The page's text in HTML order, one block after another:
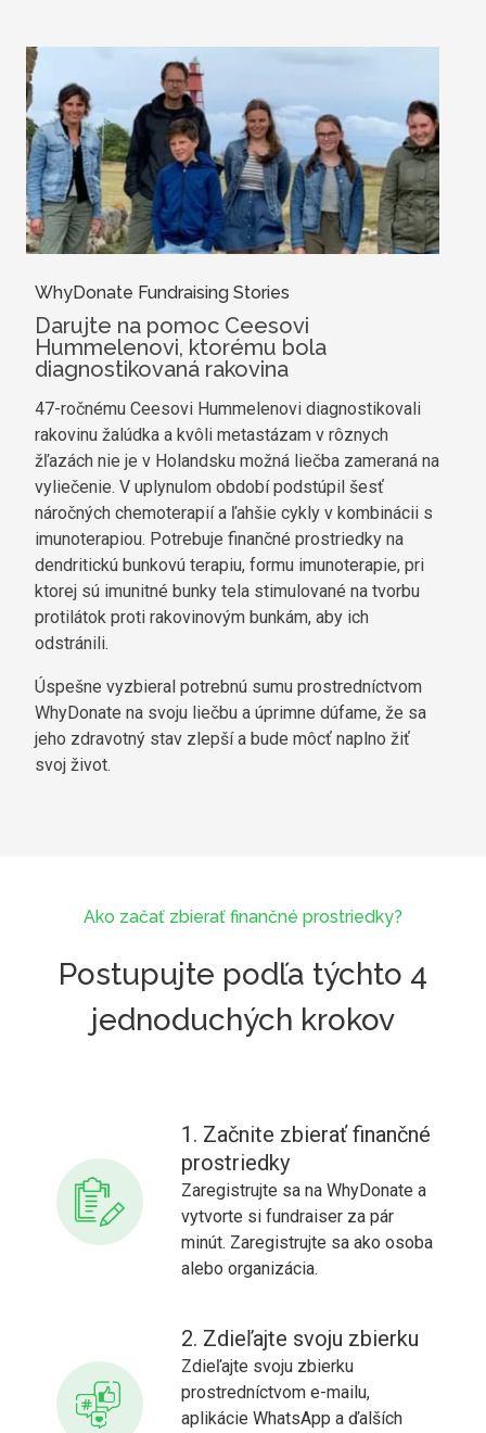
WhyDonate Fundraising Stories
Darujte na pomoc Ceesovi
Hummelenovi, ktorému bola
diagnostikovaná rakovina
47-ročnému Ceesovi Hummelenovi diagnostikovali
rakovinu žalúdka a kvôli metastázam v rôznych
žľazách nie je v Holandsku možná liečba zameraná na
vyliečenie. V uplynulom období podstúpil šesť
náročných chemoterapií a ľahšie cykly v kombinácii s
imunoterapiou. Potrebuje finančné prostriedky na
dendritickú bunkovú terapiu, formu imunoterapie, pri
ktorej sú imunitné bunky tela stimulované na tvorbu
protilátok proti rakovinovým bunkám, aby ich
odstránili.
Úspešne vyzbieral potrebnú sumu prostredníctvom
WhyDonate na svoju liečbu a úprimne dúfame, že sa
jeho zdravotný stav zlepší a bude môcť naplno žiť
svoj život.
Ako začať zbierať finančné prostriedky?
Postupujte podľa týchto 4
jednoduchých krokov
1. Začnite zbierať finančné
prostriedky
Zaregistrujte sa na WhyDonate a
vytvorte si fundraiser za pár
minút. Zaregistrujte sa ako osoba
alebo organizácia.
2. Zdieľajte svoju zbierku
Zdieľajte svoju zbierku
prostredníctvom e-mailu,
aplikácie WhatsApp a ďalších